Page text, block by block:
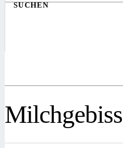
SUCHEN
Milchgebiss